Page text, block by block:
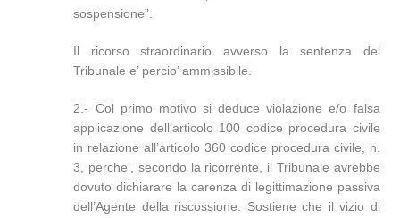
sospensione”.
Il ricorso straordinario avverso la sentenza del
Tribunale e’ percio’ ammissibile.
2.- Col primo motivo si deduce violazione e/o falsa
applicazione dell’articolo 100 codice procedura civile
in relazione all’articolo 360 codice procedura civile, n.
3, perche’, secondo la ricorrente, il Tribunale avrebbe
dovuto dichiarare la carenza di legittimazione passiva
dell’Agente della riscossione. Sostiene che il vizio di